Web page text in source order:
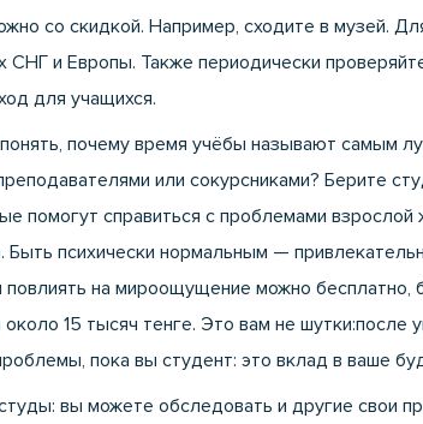
со скидкой. Например, сходите в музей.
СНГ и Европы. Также периодически
для учащихся.
почему время учёбы называют самым
или сокурсниками? Берите
помогут справиться с проблемами взрослой
психически нормальным —
на мироощущение можно бесплатно,
15 тысяч тенге. Это вам не шутки:после
пока вы студент: это вклад в ваше
вы можете обследовать и другие свои